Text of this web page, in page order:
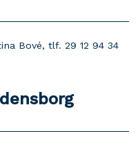
Bové, tlf. 29 12 94 34